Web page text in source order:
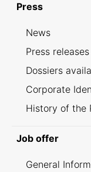
Press
News
Press releases
Dossiers
Corporate
History of the
Job offer
General